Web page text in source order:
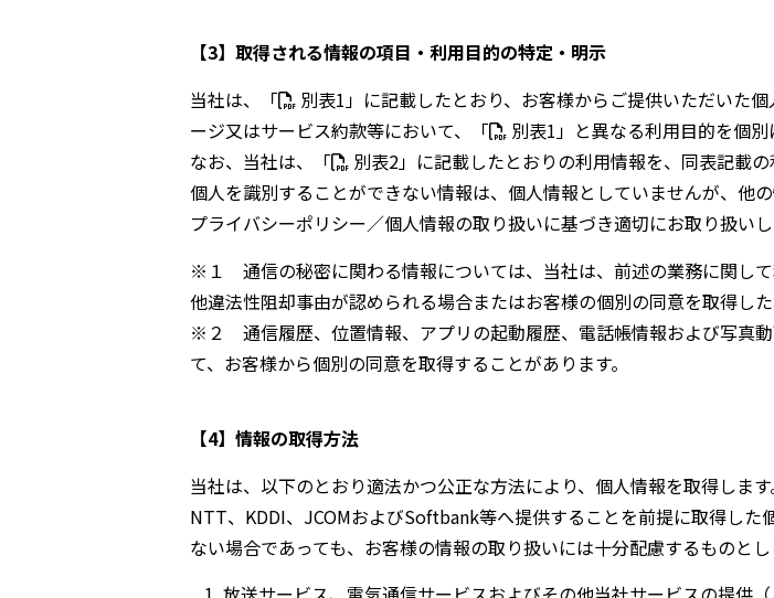
【3】取得される情報の項目・利用目的の特定・明示
当社は、「
別表1」に記載したとおり、お客様からご提供いただいた
ージ又はサービス約款等において、「
別表1」と異なる利用目的を個別
なお、当社は、「
別表2」に記載したとおりの利用情報を、同表記載
個人を識別することができない情報は、個人情報としていませんが、他
プライバシーポリシー／個人情報の取り扱いに基づき適切にお取り扱いし
※１ 通信の秘密に関わる情報については、当社は、前述の業務に関し
他違法性阻却事由が認められる場合またはお客様の個別の同意を取得し
※２ 通信履歴、位置情報、アプリの起動履歴、電話帳情報および写真
て、お客様から個別の同意を取得することがあります。
【4】情報の取得方法
当社は、以下のとおり適法かつ公正な方法により、個人情報を取得しま
NTT、KDDI、JCOMおよびSoftbank等へ提供することを前提に取得し
ない場合であっても、お客様の情報の取り扱いには十分配慮するものとし